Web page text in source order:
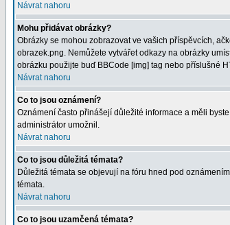
Návrat nahoru
Mohu přidávat obrázky?
Obrázky se mohou zobrazovat ve vašich příspěvcích,
obrazek.png. Nemůžete vytvářet odkazy na obrázky
obrázku použijte buď BBCode [img] tag nebo příslušné
Návrat nahoru
Co to jsou oznámení?
Oznámení často přinášejí důležité informace a měli
administrátor umožnil.
Návrat nahoru
Co to jsou důležitá témata?
Důležitá témata se objevují na fóru hned pod
témata.
Návrat nahoru
Co to jsou uzamčená témata?